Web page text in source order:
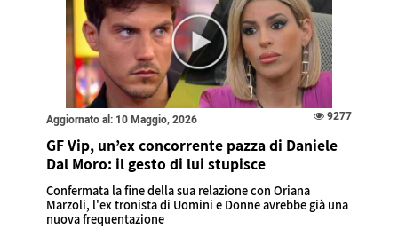
Aggiornato al: 10 Maggio, 2026 9277
GF Vip, un’ex concorrente pazza di Daniele
Dal Moro: il gesto di lui stupisce
Confermata la fine della sua relazione con Oriana
Marzoli, l'ex tronista di Uomini e Donne avrebbe già una
nuova frequentazione